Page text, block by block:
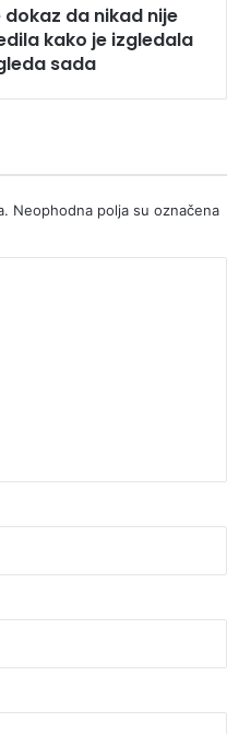
da nikad nije
kako je izgledala
sada
Neophodna polja su označena